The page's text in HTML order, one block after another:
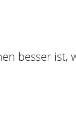
besser ist,